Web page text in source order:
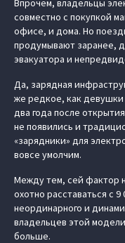
Впрочем, владельцы
совместно с покупкой
офисе, и дома. Но
продумывают заранее,
эвакуатора и
Да, зарядная
же редкое, как девушки
два года после
не появились и
«зарядники» для
вовсе умолчим.
Между тем, сей фактор
охотно расставаться с
неординарного и
владельцев этой
больше.